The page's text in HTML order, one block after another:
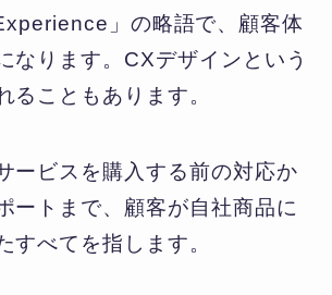
」の略語で、顧客体
なります。CXデザインという
ることもあります。
ービスを購入する前の対応か
ートまで、顧客が自社商品に
すべてを指します。